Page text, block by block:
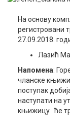
На основу
регистровани
27.09.2018.
Лазић
Напомена:
чланске
поступак
наступати на
књижицу ће